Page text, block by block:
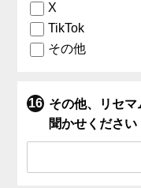
X
TikTok
その他
その他、リセ
聞かせください